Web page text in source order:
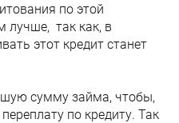
по этой
лучше, так как, в
этот кредит станет
сумму займа, чтобы,
по кредиту. Так